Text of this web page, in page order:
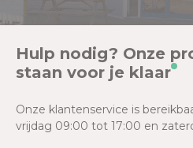
Hulp nodig? Onze
staan voor je klaar
Onze klantenservice is
vrijdag 09:00 tot 17:00 en